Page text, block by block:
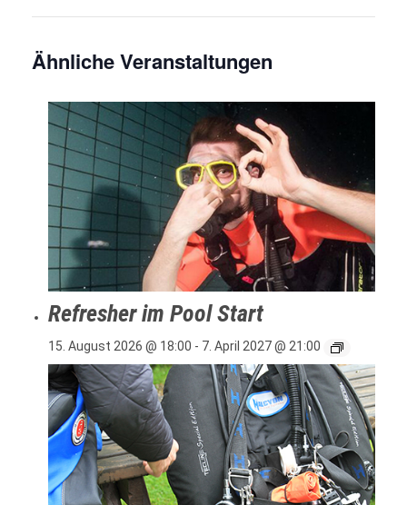
Ähnliche Veranstaltungen
Refresher im Pool Start
15. August 2026 @ 18:00 - 7. April 2027 @ 21:00